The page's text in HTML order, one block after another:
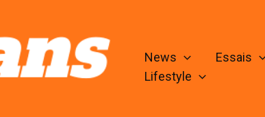
News
Essais
Lifestyle